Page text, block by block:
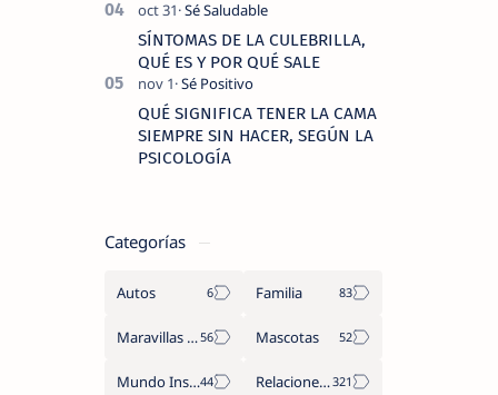
SÍNTOMAS DE LA CULEBRILLA,
QUÉ ES Y POR QUÉ SALE
QUÉ SIGNIFICA TENER LA CAMA
SIEMPRE SIN HACER, SEGÚN LA
PSICOLOGÍA
Categorías
Autos Familia
Maravillas del Mundo Mascotas
Mundo Insólito Relaciones de Parejas